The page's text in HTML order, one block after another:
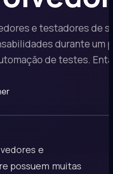
e testadores de
durante um
de testes.
e
possuem muitas